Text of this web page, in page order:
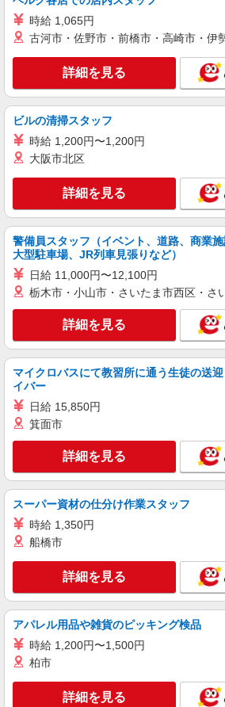
派遣社員
株式会社シーエーセールススタッフ/
雑貨販売
時給1500円 【月収例】時給1,500円×7時間×20
日＝210,000円 ※ご経験
六本木ヒルズ ヒルサ
キープ
株式会社シーエーセールススタッフ/
時給1500円〜1600円 【月給例】時給1600円
実働7.5H×20日勤務の場
は一例です。ご経験によ
〒104-0061 東京都中
キープ
株式会社シーエーセールススタッフ/
雑貨販売
時給1450円〜1500
キープ
派遣社員
株式会社シーエーセールススタッフ/
7.5H×22日勤務の場合「
例です。ご経験により異
〒108-0074 東京都
NEWoMan高輪 South 2F
キープ
派遣社員
株式会社シーエーセールススタッフ/
雑貨販売
時給 1,065円
古河市・佐野市・前橋市・高崎市・伊
詳細を見る
ビルの清掃スタッフ
時給 1,200円〜1,200円
大阪市北区
詳細を見る
警備員スタッフ（イベント、道路、商業施
大型駐車場、JR列車見張りなど）
日給 11,000円〜12,100円
栃木市・小山市・さいたま市西区・さ
詳細を見る
マイクロバスにて教習所に通う生徒の送
イバー
日給 15,850円
箕面市
詳細を見る
スーパー資材の仕分け作業スタッフ
時給 1,350円
船橋市
詳細を見る
アパレル用品や雑貨のピッキング検品
時給 1,200円〜1,500円
柏市
詳細を見る